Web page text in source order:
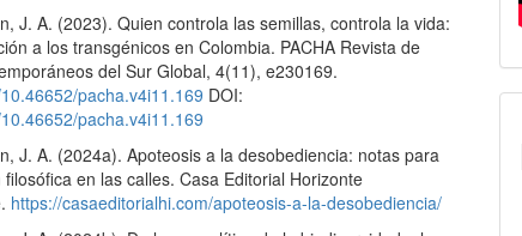
J. A. (2023). Quien controla las semillas, controla la vida:
a los transgénicos en Colombia. PACHA Revista de
del Sur Global, 4(11), e230169.
pacha.v4i11.169 DOI:
pacha.v4i11.169
J. A. (2024a). Apoteosis a la desobediencia: notas para
en las calles. Casa Editorial Horizonte
https://casaeditorialhi.com/apoteosis-a-la-desobediencia/